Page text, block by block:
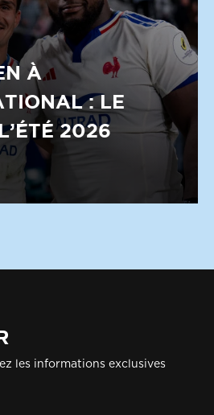
À
: LE
2026
les informations exclusives